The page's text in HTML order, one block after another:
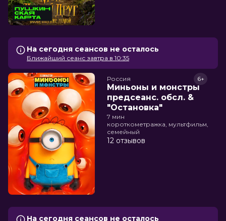
На сегодня сеансов не осталось
Ближайший сеанс завтра в 10:35
Россия
Миньоны и монстры
предсеанс. обсл. &
"Остановка"
6+
7 мин
короткометражка, мультфильм,
семейный
12 отзывов
На сегодня сеансов не осталось